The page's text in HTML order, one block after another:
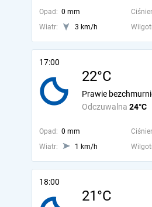
Opad: 0 mm
Wiatr:
3 km/h
17:00
22°C
Odczuwalna 24°C
Prawie
Opad: 0 mm
Wiatr:
1 km/h
18:00
21°C